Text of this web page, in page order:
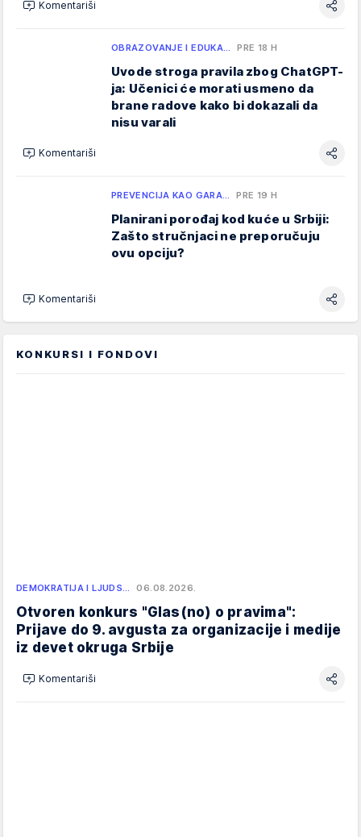
Komentariši
OBRAZOVANJE I EDUKA… PRE 18 H
Uvode stroga pravila zbog ChatGPT-
ja: Učenici će morati usmeno da
brane radove kako bi dokazali da
nisu varali
Komentariši
PREVENCIJA KAO GARA… PRE 19 H
Planirani porođaj kod kuće u Srbiji:
Zašto stručnjaci ne preporučuju
ovu opciju?
Komentariši
KONKURSI I FONDOVI
DEMOKRATIJA I LJUDS… 06.08.2026.
Otvoren konkurs "Glas(no) o pravima":
Prijave do 9. avgusta za organizacije i medije
iz devet okruga Srbije
Komentariši